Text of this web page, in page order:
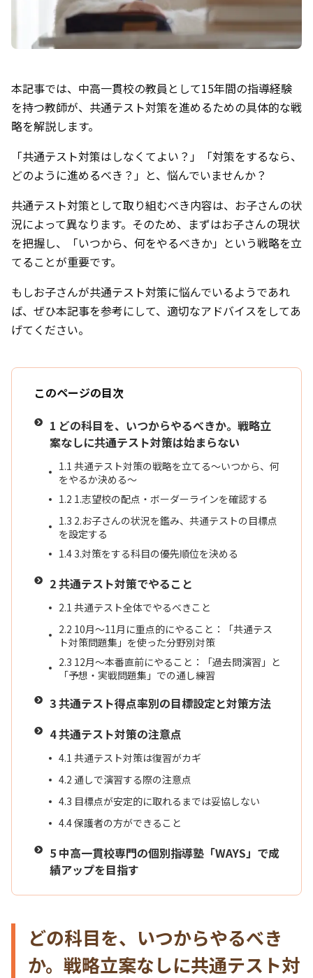
本記事では、中高一貫校の教員として15年間の指導経験
を持つ教師が、共通テスト対策を進めるための具体的な戦
略を解説します。
「共通テスト対策はしなくてよい？」「対策をするなら、
どのように進めるべき？」と、悩んでいませんか？
共通テスト対策として取り組むべき内容は、お子さんの状
況によって異なります。そのため、まずはお子さんの現状
を把握し、「いつから、何をやるべきか」という戦略を立
てることが重要です。
もしお子さんが共通テスト対策に悩んでいるようであれ
ば、ぜひ本記事を参考にして、適切なアドバイスをしてあ
げてください。
このページの目次
1 どの科目を、いつからやるべきか。戦略立
案なしに共通テスト対策は始まらない
1.1 共通テスト対策の戦略を立てる〜いつから、何
をやるか決める〜
1.2 1.志望校の配点・ボーダーラインを確認する
1.3 2.お子さんの状況を鑑み、共通テストの目標点
を設定する
1.43.対策をする科目の優先順位を決める
2共通テスト対策でやること
2.1 共通テスト全体でやるべきこと
2.2 10月〜11月に重点的にやること：「共通テス
ト対策問題集」を使った分野別対策
2.3 12月〜本番直前にやること：「過去問演習」と
「予想・実戦問題集」での通し練習
3共通テスト得点率別の目標設定と対策方法
4共通テスト対策の注意点
4.1 共通テスト対策は復習がカギ
4.2 通しで演習する際の注意点
4.3 目標点が安定的に取れるまでは妥協しない
4.4保護者の方ができること
5 中高一貫校専門の個別指導塾「WAYS」で成
績アップを目指す
どの科目を、いつからやるべき
か。戦略立案なしに共通テスト対